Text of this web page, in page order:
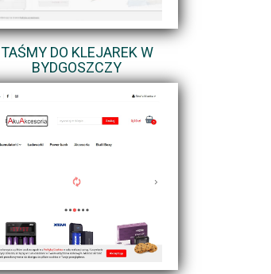
TAŚMY DO KLEJAREK W
BYDGOSZCZY